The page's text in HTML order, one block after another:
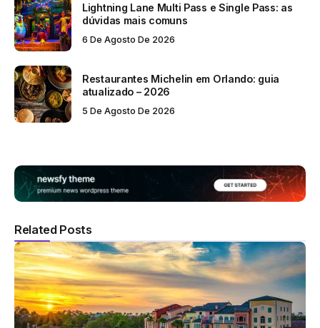
Lightning Lane Multi Pass e Single Pass: as
dúvidas mais comuns
6 De Agosto De 2026
Restaurantes Michelin em Orlando: guia
atualizado – 2026
5 De Agosto De 2026
Related Posts